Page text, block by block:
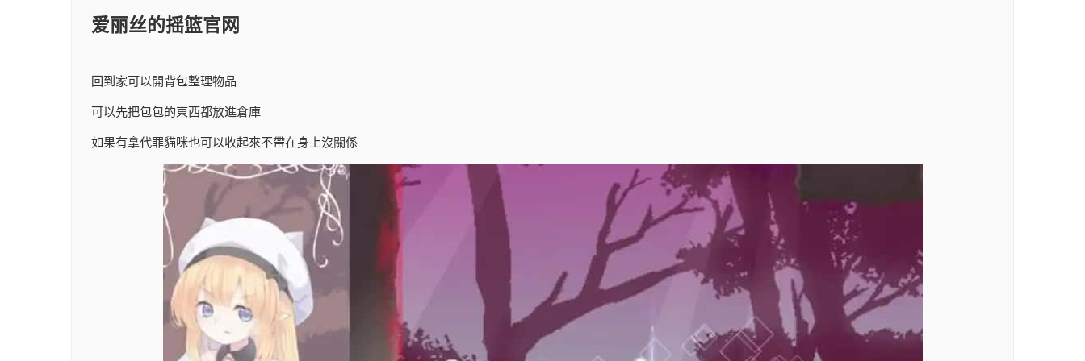
爱丽丝的摇篮官网
回到家可以開背包整理物品
可以先把包包的東西都放進倉庫
如果有拿代罪貓咪也可以收起來不帶在身上沒關係